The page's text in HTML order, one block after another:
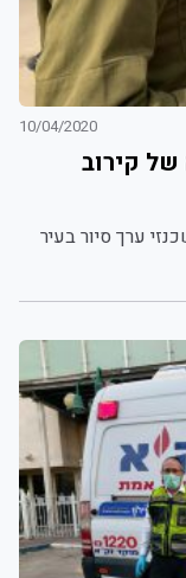
10/04/2020
של קירוב
ערך סיור בעיר